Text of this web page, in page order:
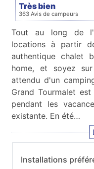
Installations
Très bien
363 Avis de campeurs
Tout au long de
locations à partir
authentique chalet
home, et soyez
attendu d'un
Grand Tourmalet
pendant les
existante. En été…